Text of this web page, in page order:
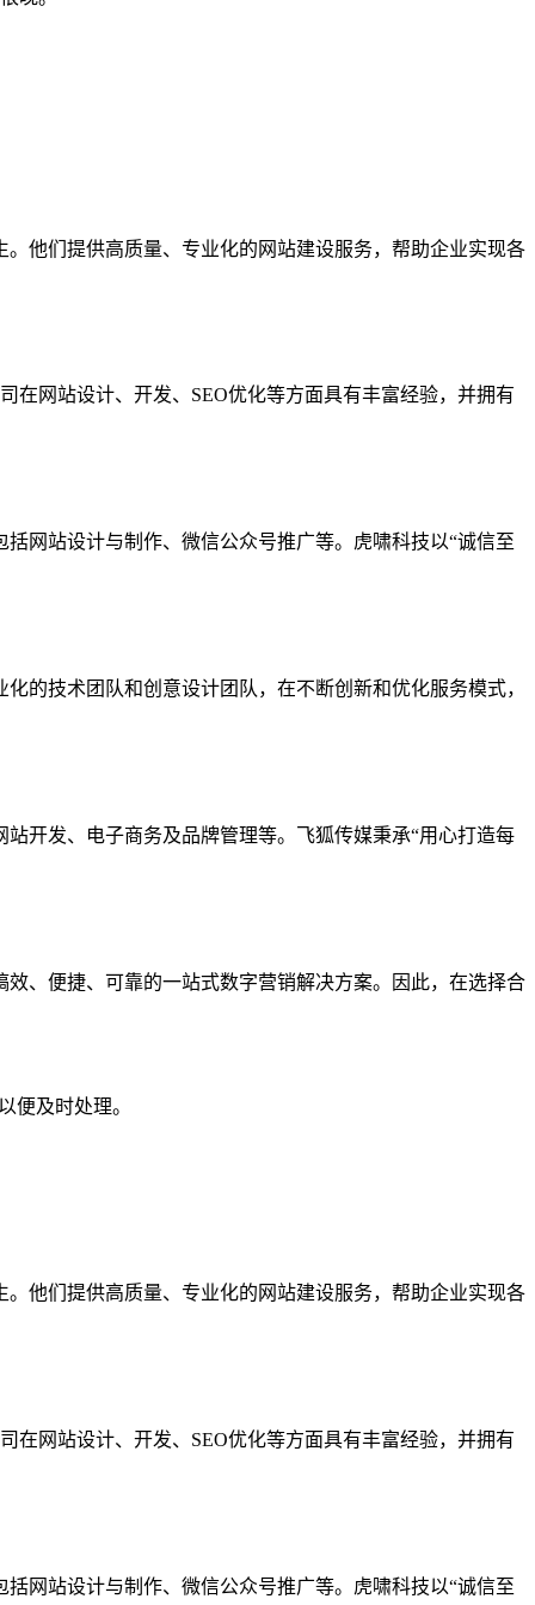
他们提供高质量、专业化的网站建设服务，帮助企业实现各
在网站设计、开发、SEO优化等方面具有丰富经验，并拥有
网站设计与制作、微信公众号推广等。虎啸科技以“诚信至
的技术团队和创意设计团队，在不断创新和优化服务模式，
开发、电子商务及品牌管理等。飞狐传媒秉承“用心打造每
、便捷、可靠的一站式数字营销解决方案。因此，在选择合
便及时处理。
他们提供高质量、专业化的网站建设服务，帮助企业实现各
在网站设计、开发、SEO优化等方面具有丰富经验，并拥有
网站设计与制作、微信公众号推广等。虎啸科技以“诚信至